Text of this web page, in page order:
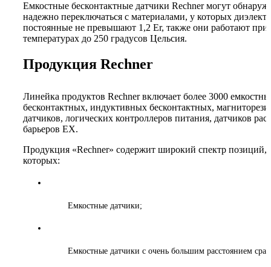
Емкостные бесконтактные датчики Rechner могут
надежно переключаться с материалами, у которых
постоянные не превышают 1,2 Er, также они работают при
температурах до 250 градусов Цельсия.
Продукция Rechner
Линейка продуктов Rechner включает более 3000
бесконтактных, индуктивных бесконтактных,
датчиков, логических контроллеров питания, датчиков
барьеров EX.
Продукция «Rechner» содержит широкий спектр позиций,
которых:
Емкостные датчики;
Емкостные датчики с очень большим расстоянием